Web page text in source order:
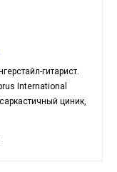
гитарист.
International
циник,